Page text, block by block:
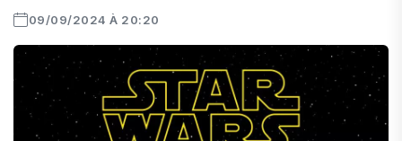
09/09/2024 À 20:20